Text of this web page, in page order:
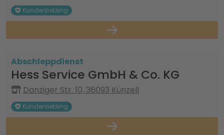
Kundenliebling
Abschleppdienst
Hess Service GmbH & Co. KG
Danziger Str. 10, 36093 Künzell
Kundenliebling